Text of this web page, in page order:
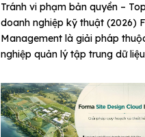
Tránh vi phạm bản quyền –
doanh nghiệp kỹ thuật (2026)
Management là giải pháp
nghiệp quản lý tập trung dữ